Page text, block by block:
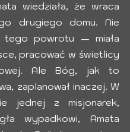
wiedziała, że wraca
drugiego domu. Nie
tego powrotu — miała
pracować w świetlicy
Ale Bóg, jak to
zaplanował inaczej. W
jednej z misjonarek,
wypadkowi, Amata